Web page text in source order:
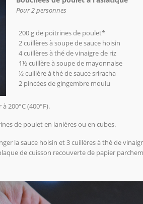
Pour 2 personnes
200 g de poitrines de poulet*
2 cuillères à soupe de sauce hoisin
4 cuillères à thé de vinaigre de riz
1½ cuillère à soupe de mayonnaise
½ cuillère à thé de sauce sriracha
2 pincées de gingembre moulu
200°C (400°F).
de poulet en lanières ou en cubes.
la sauce hoisin et 3 cuillères à thé de
de cuisson recouverte de papier